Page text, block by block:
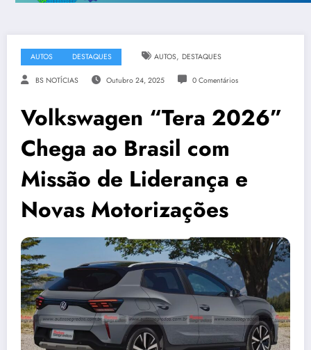
AUTOS DESTAQUES AUTOS, DESTAQUES
BS NOTÍCIAS Outubro 24, 2025 0 Comentários
Volkswagen “Tera 2026”
Chega ao Brasil com
Missão de Liderança e
Novas Motorizações